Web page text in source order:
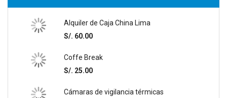
Alquiler de Caja China Lima
S/. 60.00
Coffe Break
S/. 25.00
Cámaras de vigilancia térmicas